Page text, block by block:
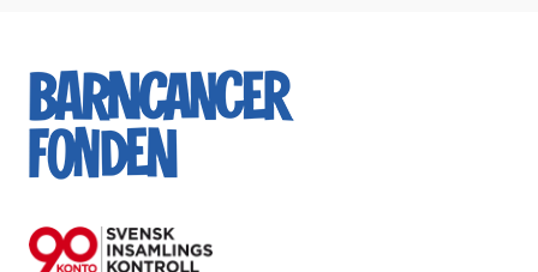
e
b
t
t
k
e